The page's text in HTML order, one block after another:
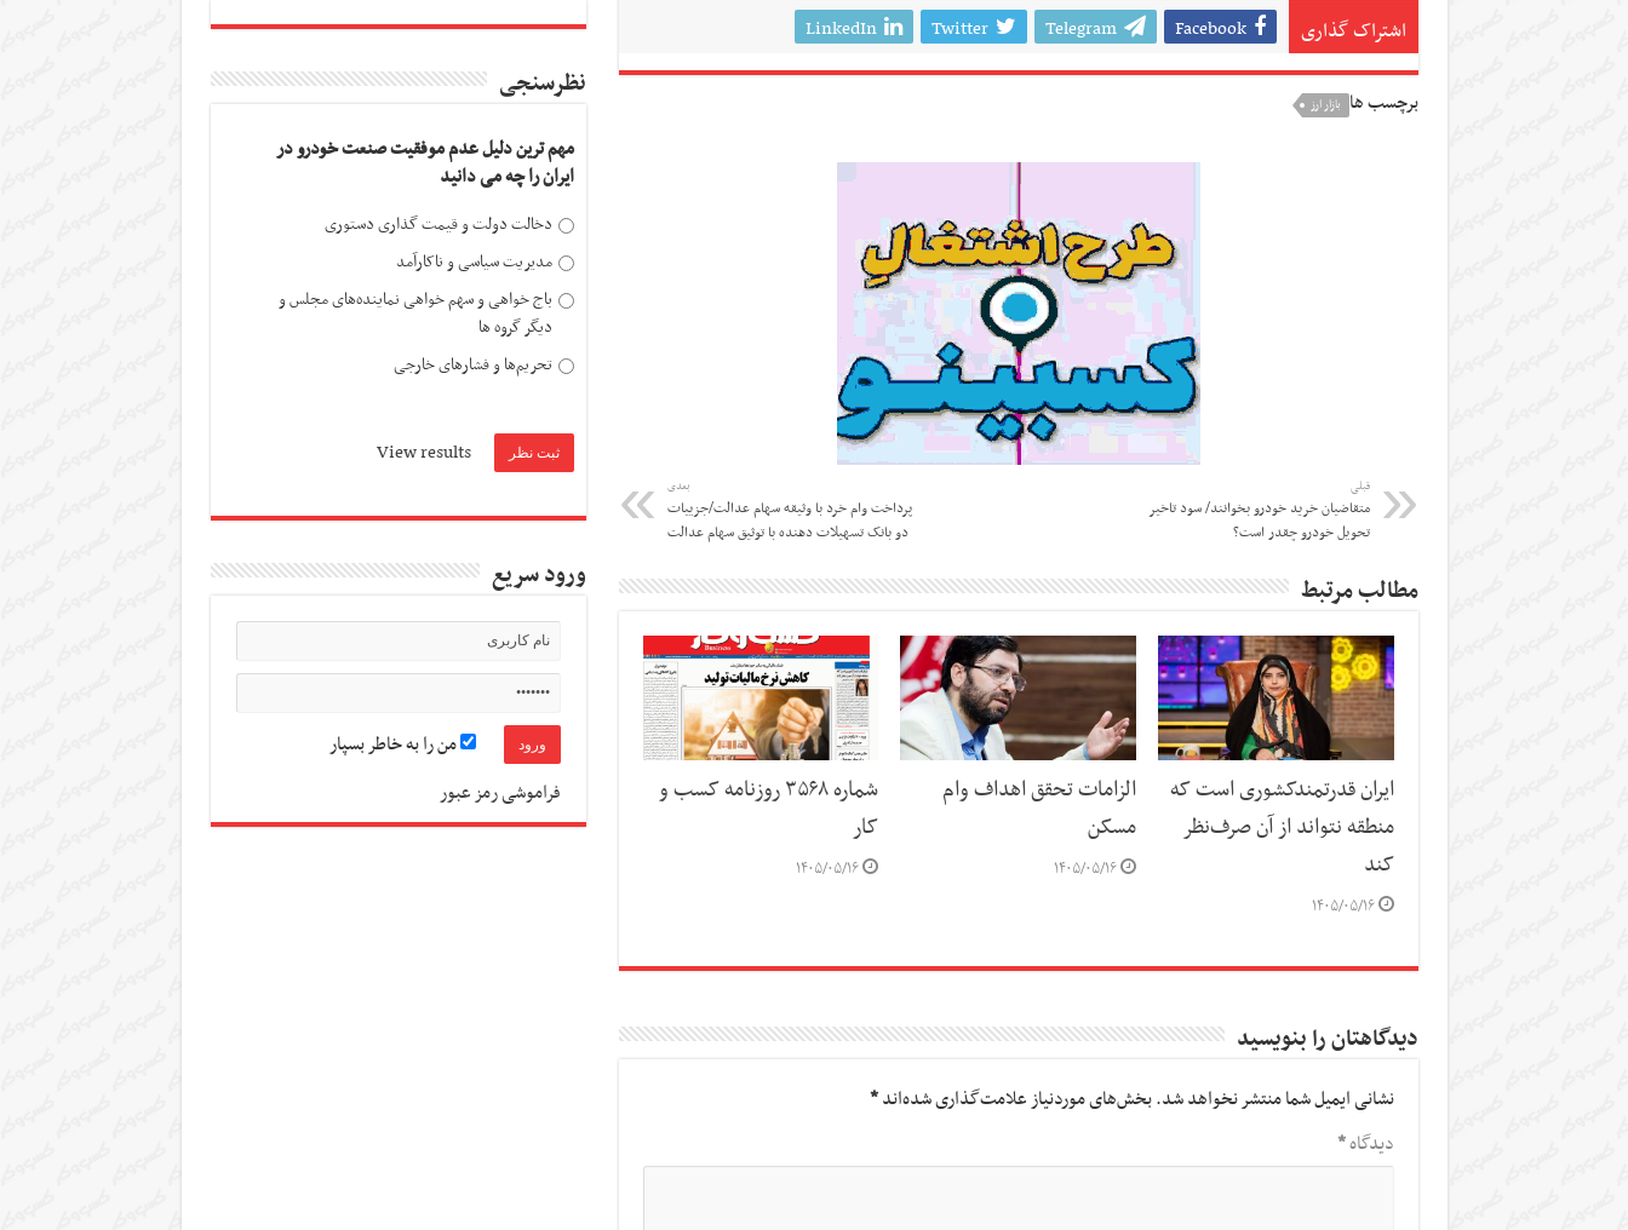
اشتراک گذاری Facebook
Telegram
Twitter
LinkedIn
برچسب ها بازار ارز
قبلی
متقاضیان خرید خودرو بخوانند/ سود تاخیر
تحویل خودرو چقدر است؟
بعدی
پرداخت وام خرد با وثیقه سهام عدالت/جزییات
دو بانک تسهیلات دهنده با توثیق سهام عدالت
مطالب مرتبط
ایران قدرتمندکشوری است که
منطقه نتواند از آن صرف‌نظر
کند
۱۴۰۵/۰۵/۱۶
الزامات تحقق اهداف وام
مسکن
۱۴۰۵/۰۵/۱۶
شماره ۳۵۶۸ روزنامه کسب و
کار
۱۴۰۵/۰۵/۱۶
دیدگاهتان را بنویسید
نشانی ایمیل شما منتشر نخواهد شد.بخش‌های موردنیاز علامت‌گذاری شده‌اند*
دیدگاه*
نظرسنجی
مهم ترین دلیل عدم موفقیت صنعت خودرو در
ایران را چه می دانید
دخالت دولت و قیمت گذاری دستوری
مدیریت سیاسی و ناکارآمد
باج خواهی و سهم خواهی نماینده‌های مجلس و
دیگر گروه ها
تحریم‌ها و فشارهای خارجی
View results
ورود سریع
من را به خاطر بسپار
فراموشی رمز عبور